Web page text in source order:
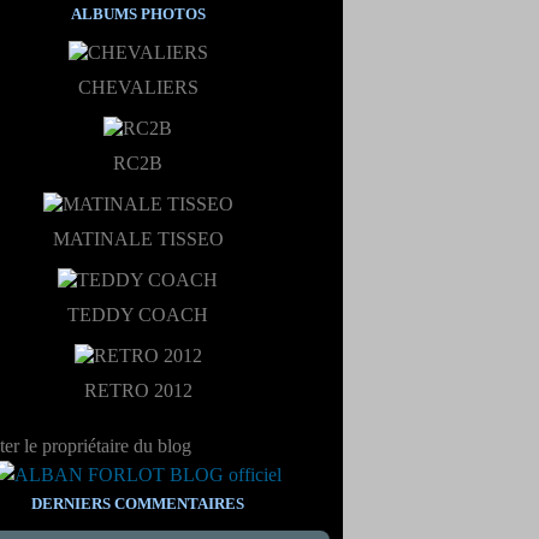
ALBUMS PHOTOS
CHEVALIERS
RC2B
MATINALE TISSEO
TEDDY COACH
RETRO 2012
le propriétaire du blog
DERNIERS COMMENTAIRES